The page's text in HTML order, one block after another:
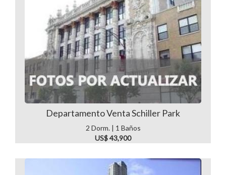
Departamento Venta Schiller Park
2 Dorm. | 1 Baños
US$ 43,900